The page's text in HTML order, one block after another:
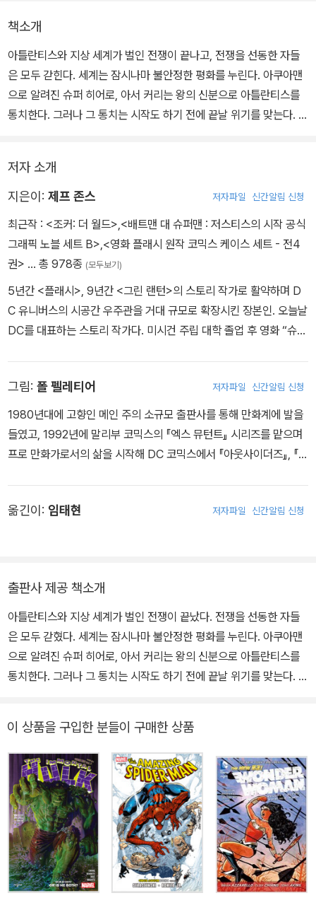
책소개
아틀란티스와 지상 세계가 벌인 전쟁이 끝나고, 전쟁을 선동한 자들
은 모두 갇힌다. 세계는 잠시나마 불안정한 평화를 누린다. 아쿠아맨
으로 알려진 슈퍼 히어로, 아서 커리는 왕의 신분으로 아틀란티스를
통치한다. 그러나 그 통치는 시작도 하기 전에 끝날 위기를 맞는다.
끌어내리고 호전적인 그의 동생 옴을 새로운 왕으로 추대할 음모를
꾸민다. 바다 어딘가에서는 핵잠수함 선단을 이끄는 악당 스캐빈저가
는 과연 무엇일까?
저자 소개
지은이: 제프 존스 저자파일 신간알림 신청
최근작 : <조커: 더 월드>,<배트맨 대 슈퍼맨 : 저스티스의 시작 공식
그래픽 노블 세트 B>,<영화 플래시 원작 코믹스 케이스 세트 - 전4
권> … 총 978종 (모두보기)
5년간 <플래시>, 9년간 <그린 랜턴>의 스토리 작가로 활약하며 D
C 유니버스의 시공간 우주관을 거대 규모로 확장시킨 장본인. 오늘날
DC를 대표하는 스토리 작가다. 미시건 주립 대학 졸업 후 영화 “슈퍼
토리를 쓰기 시작했다. “다크나이트” 등 할리우드 대작 슈퍼 히어로
영화의 시나리오 작가로 유명한 데이비드 S. 고이어와 JSA 만화 시
리즈를 공동 집필한 바 있으며 “스몰빌”, “애로우” 등 슈퍼 히어로 미
드의 주요 에피소드에도 참여하는 등 미디어를 넘나들며 활약하고 있
그림: 폴 펠레티어 저자파일 신간알림 신청
1980년대에 고향인 메인 주의 소규모 출판사를 통해 만화계에 발을
들였고, 1992년에 말리부 코믹스의 『엑스 뮤턴트』 시리즈를 맡으며
프로 만화가로서의 삶을 시작해 DC 코믹스에서 『아웃사이더즈』, 『그
『가디언즈 오브 더 갤럭시』, 『판타스틱 포』, 『인크레더블 헐크』, 『울
옮긴이: 임태현 저자파일 신간알림 신청
출판사 제공 책소개
아틀란티스와 지상 세계가 벌인 전쟁이 끝났다. 전쟁을 선동한 자들
은 모두 갇혔다. 세계는 잠시나마 불안정한 평화를 누린다. 아쿠아맨
으로 알려진 슈퍼 히어로, 아서 커리는 왕의 신분으로 아틀란티스를
통치한다. 그러나 그 통치는 시작도 하기 전에 끝날 위기를 맞는다. 아
민다. 바다 어딘가에서는 핵잠수함 선단을 이끄는 악당 스캐빈저가
아틀란티스의 무기를 끌어 모아 세계 곳곳에 흩뿌린다. 그의 꿍꿍이
는 과연 무엇일까?버뮤다 삼각지대 깊숙한 곳에 위치한 고대 감옥 거
주지 제벨. 수년 전 아틀란티스 왕 살해 임무를 띠고 그곳을 떠났던 암
살자가 고향으로 돌아온다. 암살자의 정체는 바로 아틀란티스의 여
왕, 메라. 한편, 남극의 두꺼운 얼음 아래 묻혀 있던 데드 킹이 아틀란
티스의 왕권을 되찾고자 수천 년의 잠에서 깨어난다. 아서왕은 그에
게서 왕관을 지켜 낼 수 있을까?슈퍼스타 팀 제프 존스(저스티스 리
그)와 폴 펄러티어(아웃사이더스)가 이뤄 낸《아쿠아맨 : 왕의 죽음》
이 상품을 구입한 분들이 구매한 상품